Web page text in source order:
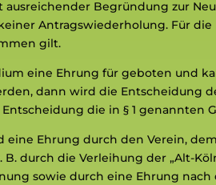
Begründung zur
Antragswiederholung. Für
gilt.
eine Ehrung für geboten und
dann wird die Entscheidung
die in § 1 genannten
Ehrung durch den Verein,
durch die Verleihung der „Alt-
sowie durch eine Ehrung